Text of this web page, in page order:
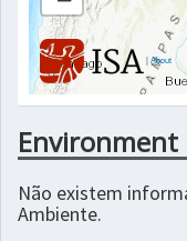
|About
Environment
Não existem
Ambiente.